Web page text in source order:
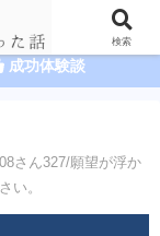
識の達人まとめ
成功体験談
さん327/願望が浮か
い。
検索